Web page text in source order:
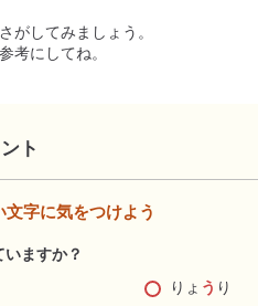
がしてみましょう。
考にしてね。
ト
文字に気をつけよう
ますか？
りょ う り